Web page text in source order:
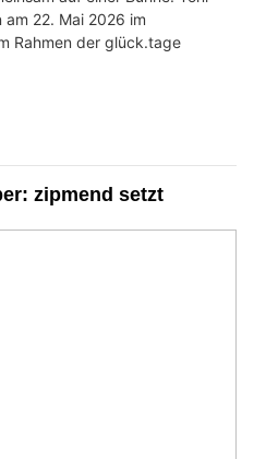
22. Mai 2026 im
Rahmen der glück.tage
zipmend setzt